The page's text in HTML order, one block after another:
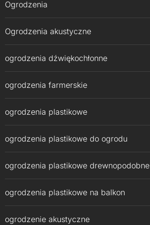
Ogrodzenia
Ogrodzenia akustyczne
ogrodzenia dźwiękochłonne
ogrodzenia farmerskie
ogrodzenia plastikowe
ogrodzenia plastikowe do ogrodu
ogrodzenia plastikowe drewnopodobne
ogrodzenia plastikowe na balkon
ogrodzenie akustyczne